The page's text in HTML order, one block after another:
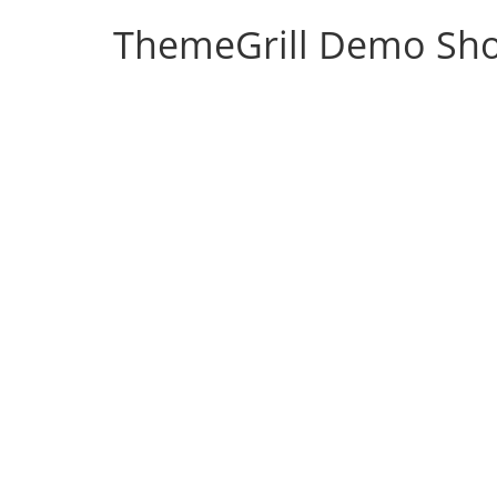
ThemeGrill Demo